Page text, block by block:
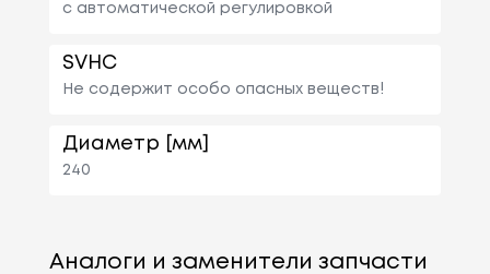
с автоматической регулировкой
SVHC
Не содержит особо опасных веществ!
Диаметр [мм]
240
Аналоги и заменители запчасти